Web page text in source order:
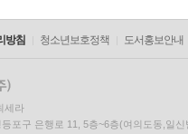
방침 청소년보호정책 도서홍보안내
세라
포구 은행로 11, 5층~6층(여의도동,일신